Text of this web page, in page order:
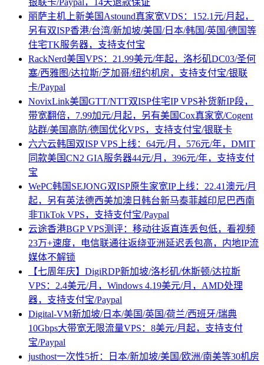
银联卡/Paypal，14天退款保证
丽萨主机上新美国Astound真家宽VDS：152.1元/月起，
另有双ISP香港/台湾/新加坡/美国/日本/韩国/英国/德国等
住宅TK服务器，支持支付宝
RackNerd美国VPS：21.99美元/年起，洛杉矶DC03/圣何
塞/西雅图/达拉斯/芝加哥/纽约机房，支持支付宝/银联
卡/Paypal
NovixLink美国GTT/NTT双ISP住宅IP VPS补货新IP段，
带宽翻倍，7.99加元/月起，另有美国Cox真家宽/Cogent
站群/美国高防/德国优化VPS，支持支付宝/银联卡
六六云韩国双ISP VPS上线：64元/月，576元/年，DMIT
同款美国CN2 GIA服务器44元/月，396元/年，支持支付
宝
WePC韩国SEJONG双ISP原生家宽IP上线：22.41澳元/月
起，另有英法德西美加澳日韩台新马泰菲越印尼巴西南
非TikTok VPS，支持支付宝/Paypal
云途香港BGP VPS测评：移动往返直连丢包低，看视频
23万+速度，电信联通往返绕亚洲延迟丢包高，内地IP流
媒体不解锁
【七周年庆】DigiRDP新加坡/洛杉矶/休斯顿/达拉斯
VPS：2.4美元/月，Windows 4.19美元/月，AMD处理
器，支持支付宝/Paypal
Digital-VM新加坡/日本/美国/英国/荷兰/西班牙/瑞典
10Gbps大带宽无限流量VPS：8美元/月起，支持支付
宝/Paypal
justhost一次性5折：日本/新加坡/美国/欧洲/南美等30机房